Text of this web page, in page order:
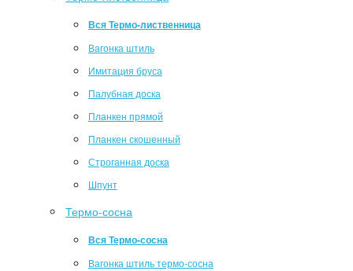
Вся Термо-лиственница
Вагонка штиль
Имитация бруса
Палубная доска
Планкен прямой
Планкен скошенный
Строганная доска
Шпунт
Термо-сосна
Вся Термо-сосна
Вагонка штиль термо-сосна